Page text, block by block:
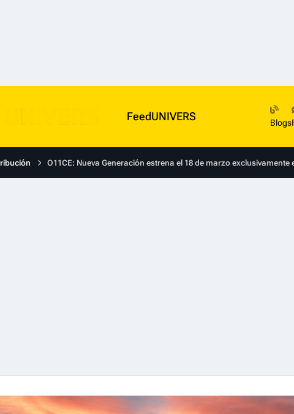
FeedUNIVERS Blogs
O11CE: Nueva Generación estrena el 18 de marzo